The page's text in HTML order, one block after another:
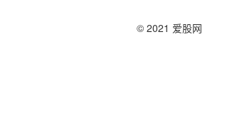
© 2021 爱股网